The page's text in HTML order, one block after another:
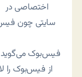
اختصاصی در
سایتی چون
فیس‌بوک می‌گوید
از فیس‌بوک را